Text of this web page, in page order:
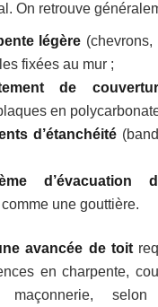
On retrouve
légère (chevrons,
fixées au mur ;
de
en
d’étanchéité
d’évacuation
comme une gouttière.
avancée de toit
en charpente,
selon